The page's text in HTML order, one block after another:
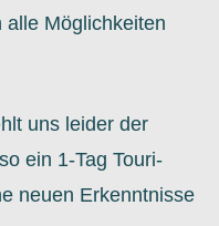
alle Möglichkeiten
uns leider der
ein 1-Tag Touri-
neuen Erkenntnisse